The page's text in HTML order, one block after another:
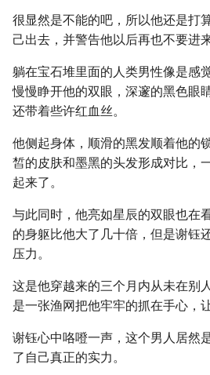
很显然是不能的吧，所以他还是打
己出去，并警告他以后再也不要进来
躺在宝石堆里面的人类男性像是感
慢慢睁开他的双眼，深邃的黑色眼
还带着些许红血丝。
他侧起身体，顺滑的黑发顺着他的
皙的皮肤和墨黑的头发形成对比，
起来了。
与此同时，他亮如星辰的双眼也在
的身躯比他大了几十倍，但是谢钰
压力。
这是他穿越来的三个月内从未在别
是一张渔网把他牢牢的抓在手心，
谢钰心中咯噔一声，这个男人居然
了自己真正的实力。